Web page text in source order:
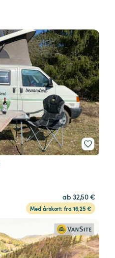
ab 32,50 €
Med årskort: fra 16,25 €